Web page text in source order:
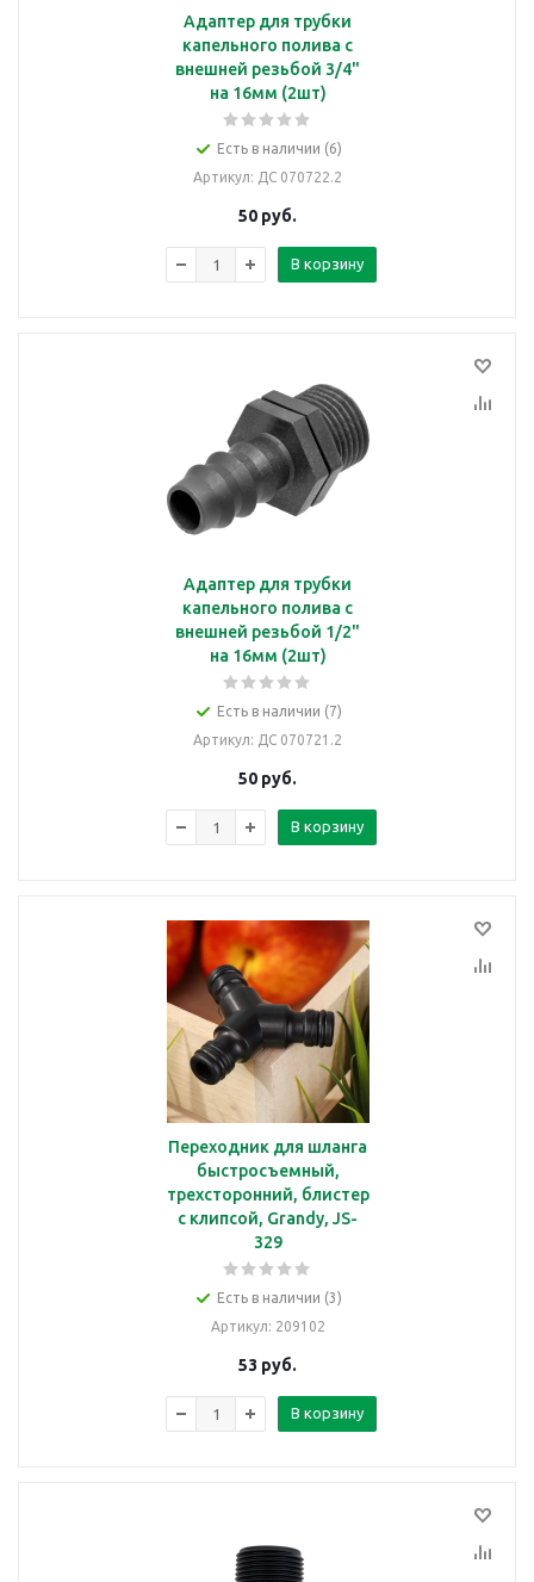
Адаптер для трубки
капельного полива с
внешней резьбой 3/4"
на 16мм (2шт)
Есть в наличии (6)
Артикул: ДС 070722.2
50 руб.
В корзину
Адаптер для трубки
капельного полива с
внешней резьбой 1/2"
на 16мм (2шт)
Есть в наличии (7)
Артикул: ДС 070721.2
50 руб.
В корзину
Переходник для шланга
быстросъемный,
трехсторонний, блистер
с клипсой, Grandy, JS-
329
Есть в наличии (3)
Артикул: 209102
53 руб.
В корзину